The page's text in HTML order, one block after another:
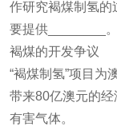
作研究褐煤制氢的
要提供________。
褐煤的开发争议
“褐煤制氢”项目为
带来80亿澳元的
有害气体。